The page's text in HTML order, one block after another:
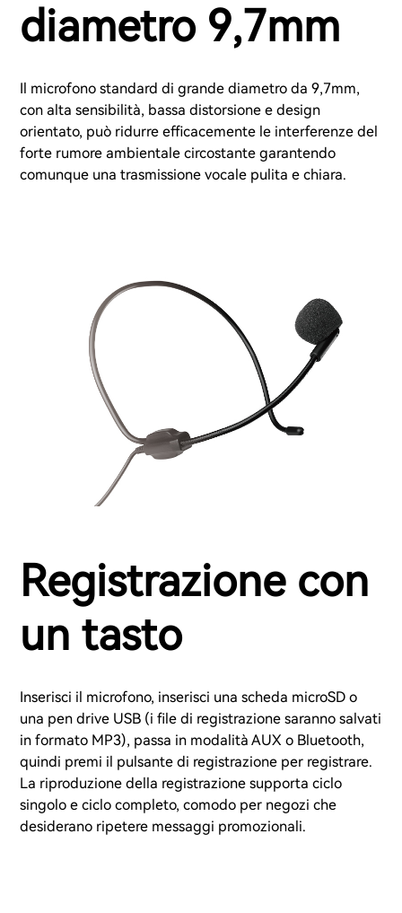
diametro 9,7mm
Il microfono standard di grande diametro da 9,7mm,
con alta sensibilità, bassa distorsione e design
orientato, può ridurre efficacemente le interferenze del
forte rumore ambientale circostante garantendo
comunque una trasmissione vocale pulita e chiara.
Registrazione con
un tasto
Inserisci il microfono, inserisci una scheda microSD o
una pen drive USB (i file di registrazione saranno salvati
in formato MP3), passa in modalità AUX o Bluetooth,
quindi premi il pulsante di registrazione per registrare.
La riproduzione della registrazione supporta ciclo
singolo e ciclo completo, comodo per negozi che
desiderano ripetere messaggi promozionali.